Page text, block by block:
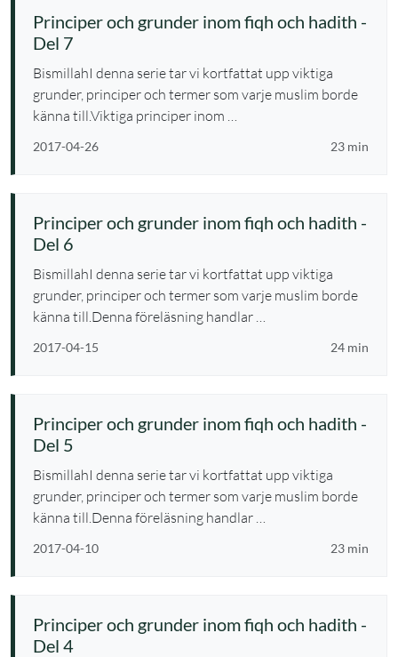
Principer och grunder inom fiqh och hadith -
Del 7
BismillahI denna serie tar vi kortfattat upp viktiga
grunder, principer och termer som varje muslim borde
känna till.Viktiga principer inom …
2017-04-26 23 min
Principer och grunder inom fiqh och hadith -
Del 6
BismillahI denna serie tar vi kortfattat upp viktiga
grunder, principer och termer som varje muslim borde
känna till.Denna föreläsning handlar …
2017-04-15 24 min
Principer och grunder inom fiqh och hadith -
Del 5
BismillahI denna serie tar vi kortfattat upp viktiga
grunder, principer och termer som varje muslim borde
känna till.Denna föreläsning handlar …
2017-04-10 23 min
Principer och grunder inom fiqh och hadith -
Del 4